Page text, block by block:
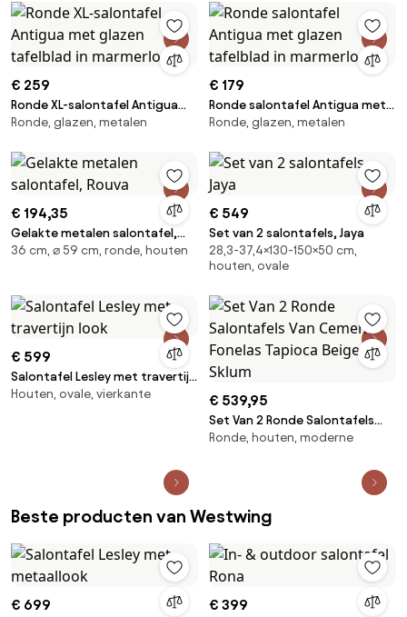
€ 259
Ronde XL-salontafel Antigua
met glazen tafelblad in
Ronde, glazen, metalen
€ 179
Ronde salontafel Antigua met
glazen tafelblad in marmerlook
Ronde, glazen, metalen
€ 194,35
Gelakte metalen salontafel,
Rouva
36 cm, ⌀ 59 cm, ronde, houten
€ 549
Set van 2 salontafels, Jaya
28,3-37,4×130-150×50 cm,
houten, ovale
€ 599
Salontafel Lesley met travertijn
look
Houten, ovale, vierkante € 539,95
Set Van 2 Ronde Salontafels
Van Cement Fonelas Tapioca
Ronde, houten, moderne
Beste producten van Westwing
€ 699 € 399